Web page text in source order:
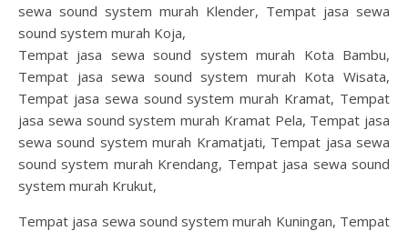
sewa sound system murah Klender, Tempat jasa sewa
sound system murah Koja,
Tempat jasa sewa sound system murah Kota Bambu,
Tempat jasa sewa sound system murah Kota Wisata,
Tempat jasa sewa sound system murah Kramat, Tempat
jasa sewa sound system murah Kramat Pela, Tempat jasa
sewa sound system murah Kramatjati, Tempat jasa sewa
sound system murah Krendang, Tempat jasa sewa sound
system murah Krukut,
Tempat jasa sewa sound system murah Kuningan, Tempat